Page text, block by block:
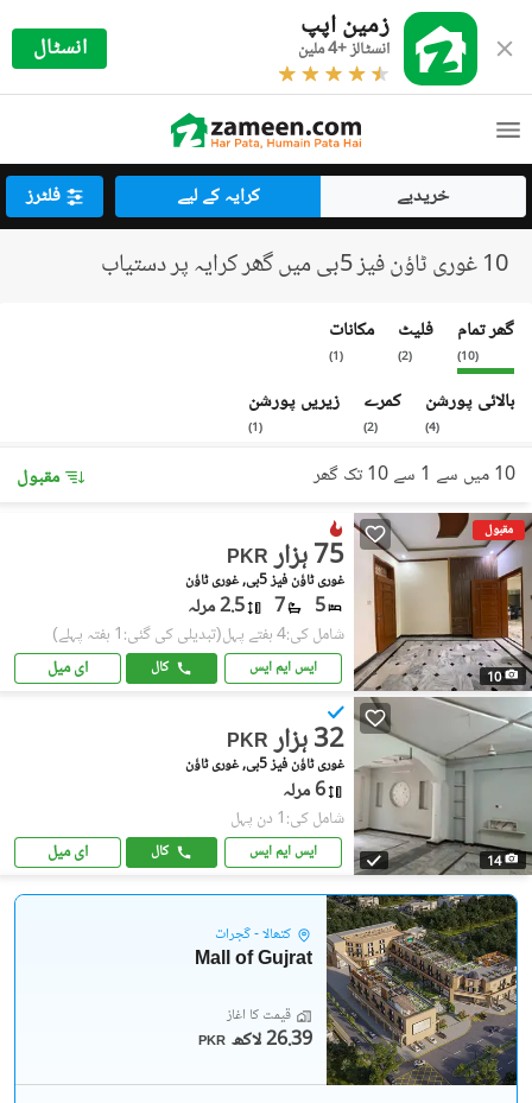
زمین اپپ
انسٹالز +4 ملین انسٹال
خریدیے کرایہ کے لیے فلٹرز
10 غوری ٹاؤن فیز 5بی میں گھر کرایہ پر دستیاب
گھر تمام
(
10
)
فلیٹ
(
2
)
مکانات
(
1
)
بالائی پورشن
(
4
)
کمرے
(
2
)
زیریں پورشن
(
1
)
10 میں سے 1 سے 10 تک گھر مقبول
مقبول
10
PKR 75 ہزار
غوری ٹاؤن فیز 5بی, غوری ٹاؤن
5
7 2.5 مرلہ
شامل کی:4 ہفتے پہل (تبدیلی کی گئی:1 ہفتہ پہلے)
ایس ایم ایس کال ای میل
14
PKR 32 ہزار
غوری ٹاؤن فیز 5بی, غوری ٹاؤن
6 مرلہ
شامل کی:1 دن پہل
ایس ایم ایس کال ای میل
کتھالا - گجرات
Mall of Gujrat
قیمت کا آغاز
PKR 26.39 لاکھ